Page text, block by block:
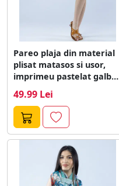
Pareo plaja din material
plisat matasos si usor,
imprimeu pastelat galben
49.99 Lei